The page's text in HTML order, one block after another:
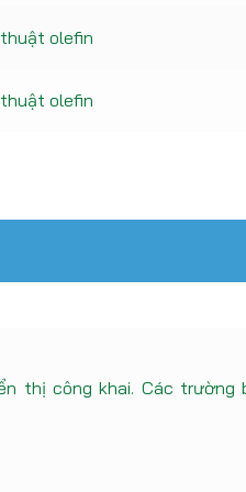
olefin
olefin
thị công khai. Các trường